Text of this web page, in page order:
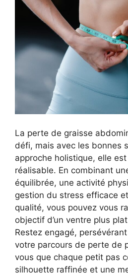
La perte de graisse
défi, mais avec les bonnes
approche holistique, elle
réalisable. En combinant
équilibrée, une activité
gestion du stress efficace
qualité, vous pouvez vous
objectif d’un ventre plus
Restez engagé,
votre parcours de perte de
vous que chaque petit pas
silhouette raffinée et une